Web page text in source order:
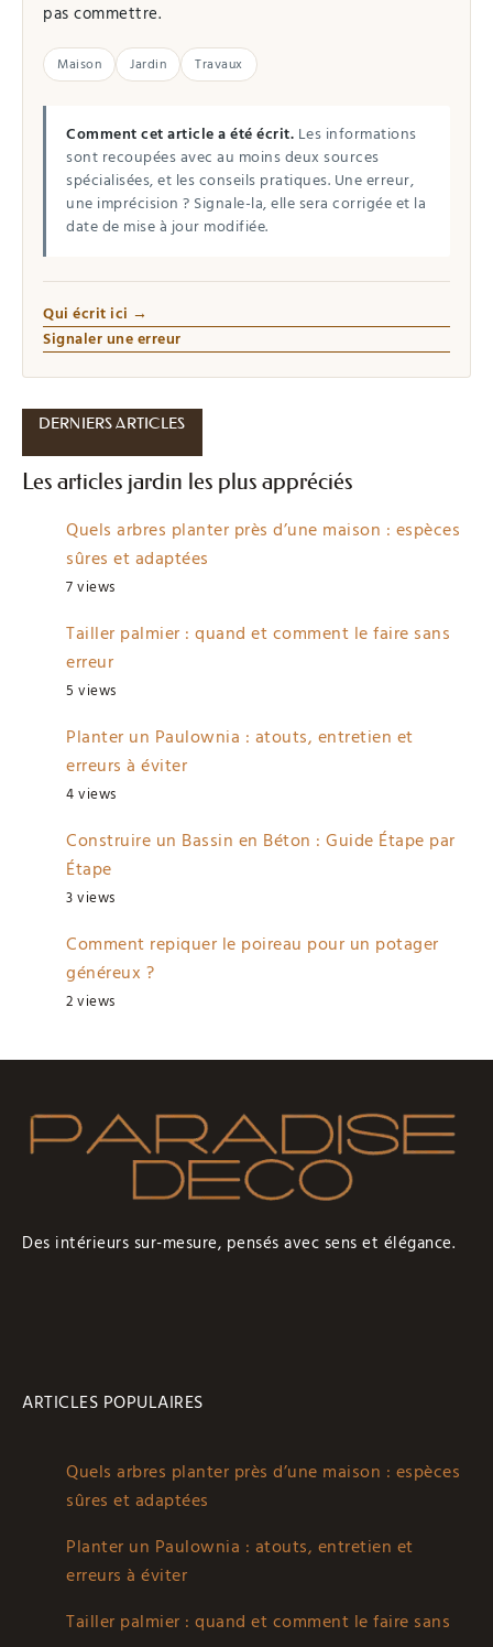
pas commettre.
Maison Jardin Travaux
Comment cet article a été écrit. Les informations
sont recoupées avec au moins deux sources
spécialisées, et les conseils pratiques. Une erreur,
une imprécision ? Signale-la, elle sera corrigée et la
date de mise à jour modifiée.
Qui écrit ici →
Signaler une erreur
DERNIERS ARTICLES
Les articles jardin les plus appréciés
Quels arbres planter près d’une maison : espèces
sûres et adaptées
7 views
Tailler palmier : quand et comment le faire sans
erreur
5 views
Planter un Paulownia : atouts, entretien et
erreurs à éviter
4 views
Construire un Bassin en Béton : Guide Étape par
Étape
3 views
Comment repiquer le poireau pour un potager
généreux ?
2 views
Des intérieurs sur-mesure, pensés avec sens et élégance.
ARTICLES POPULAIRES
Quels arbres planter près d’une maison : espèces
sûres et adaptées
Planter un Paulownia : atouts, entretien et
erreurs à éviter
Tailler palmier : quand et comment le faire sans